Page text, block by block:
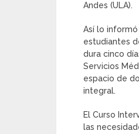
Andes (ULA).
Así lo
estudiantes
dura cinco
Servicios
espacio de
integral.
El Curso
las